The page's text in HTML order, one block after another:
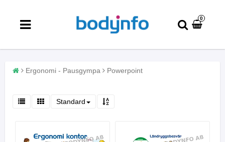
0
Ergonomi - Pausgympa Powerpoint
Standard